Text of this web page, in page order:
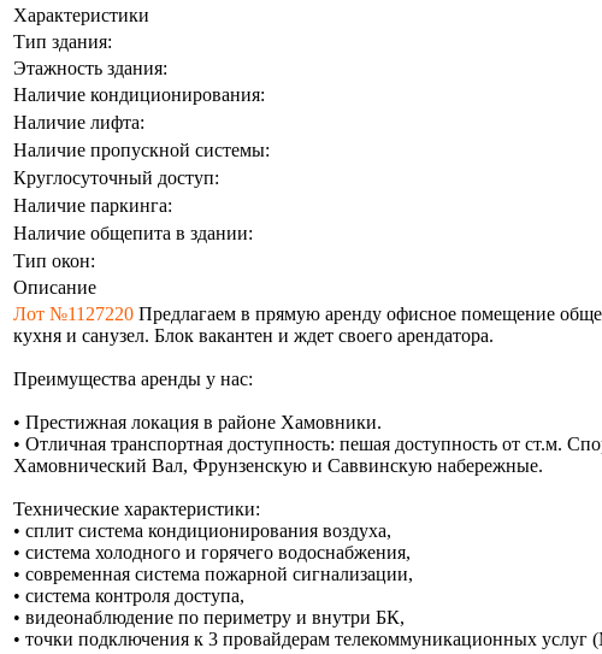
Характеристики
Тип здания:
Этажность здания:
Наличие кондиционирования:
Наличие лифта:
Наличие пропускной системы:
Круглосуточный доступ:
Наличие паркинга:
Наличие общепита в здании:
Тип окон:
Описание
Лот №1127220 Предлагаем в прямую аренду офисное помещение
кухня и санузел. Блок вакантен и ждет своего арендатора.
Преимущества аренды у нас:
• Престижная локация в районе Хамовники.
• Отличная транспортная доступность: пешая доступность от
Хамовнический Вал, Фрунзенскую и Саввинскую набережные.
Технические характеристики:
• сплит система кондиционирования воздуха,
• система холодного и горячего водоснабжения,
• современная система пожарной сигнализации,
• система контроля доступа,
• видеонаблюдение по периметру и внутри БК,
• точки подключения к 3 провайдерам телекоммуникационных